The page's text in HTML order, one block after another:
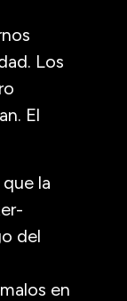
Los
El
la
del
en